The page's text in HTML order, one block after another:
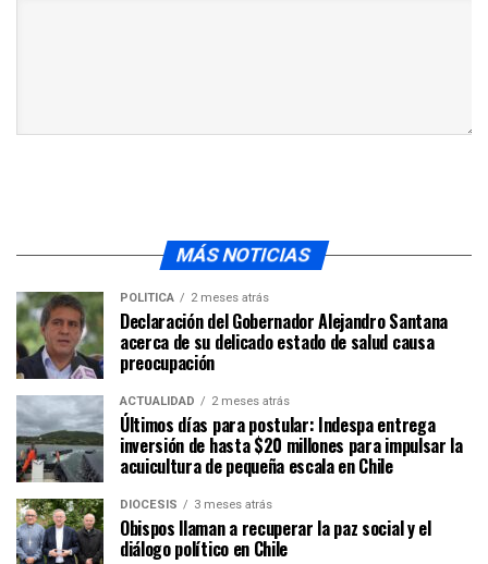
MÁS NOTICIAS
POLÍTICA 2 meses atrás
Declaración del Gobernador Alejandro Santana
acerca de su delicado estado de salud causa
preocupación
ACTUALIDAD 2 meses atrás
Últimos días para postular: Indespa entrega
inversión de hasta $20 millones para impulsar la
acuicultura de pequeña escala en Chile
DIÓCESIS 3 meses atrás
Obispos llaman a recuperar la paz social y el
diálogo político en Chile